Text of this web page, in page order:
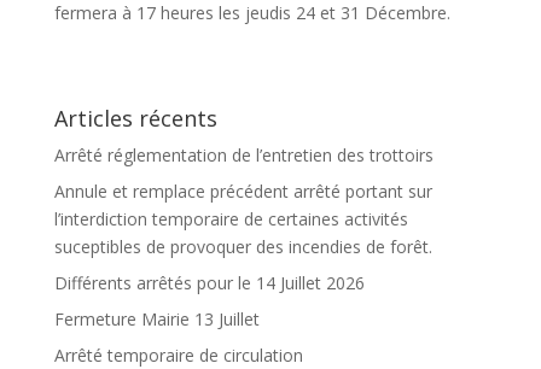
fermera à 17 heures les jeudis 24 et 31 Décembre.
Articles récents
Arrêté réglementation de l’entretien des trottoirs
Annule et remplace précédent arrêté portant sur
l’interdiction temporaire de certaines activités
suceptibles de provoquer des incendies de forêt.
Différents arrêtés pour le 14 Juillet 2026
Fermeture Mairie 13 Juillet
Arrêté temporaire de circulation